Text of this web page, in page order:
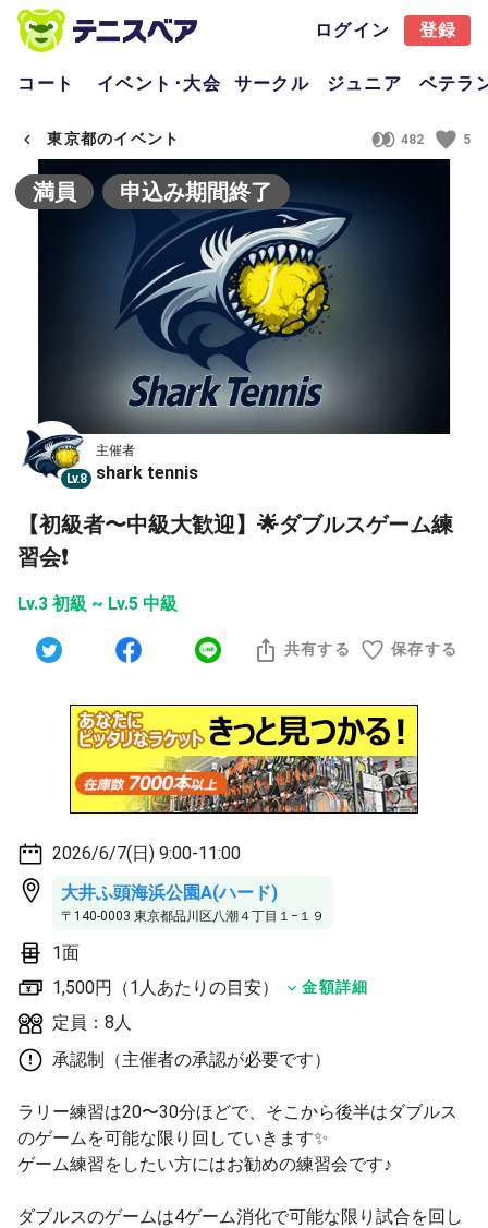
ログイン 登録
コート イベント･大会 サークル ジュニア ベテラ
東京都のイベント 482 5
満員 申込み期間終了
Lv.8
主催者
shark tennis
【初級者〜中級大歓迎】🌟ダブルスゲーム練
習会❗️
Lv.3 初級 ~ Lv.5 中級
共有する 保存する
2026/6/7(日) 9:00-11:00
大井ふ頭海浜公園A(ハード)
〒140-0003 東京都品川区八潮４丁目１−１９
1面
1,500円（1人あたりの目安）
金額詳細
定員：8人
承認制（主催者の承認が必要です）
ラリー練習は20〜30分ほどで、そこから後半はダブルス
のゲームを可能な限り回していきます✨
ゲーム練習をしたい方にはお勧めの練習会です♪
ダブルスのゲームは4ゲーム消化で可能な限り試合を回し